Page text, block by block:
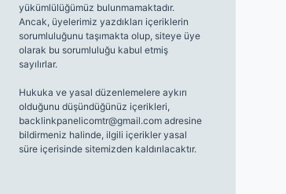
yükümlülüğümüz bulunmamaktadır.
Ancak, üyelerimiz yazdıkları içeriklerin
sorumluluğunu taşımakta olup, siteye üye
olarak bu sorumluluğu kabul etmiş
sayılırlar.
Hukuka ve yasal düzenlemelere aykırı
olduğunu düşündüğünüz içerikleri,
backlinkpanelicomtr@gmail.comadresine
bildirmeniz halinde, ilgili içerikler yasal
süre içerisinde sitemizden kaldırılacaktır.